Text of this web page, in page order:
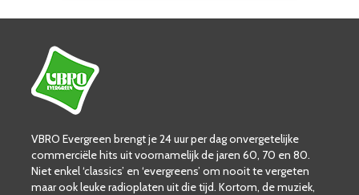
VBRO Evergreen brengt je 24 uur per dag onvergetelijke
commerciële hits uit voornamelijk de jaren 60, 70 en 80.
Niet enkel ‘classics’ en ‘evergreens’ om nooit te vergeten
maar ook leuke radioplaten uit die tijd. Kortom, de muziek,